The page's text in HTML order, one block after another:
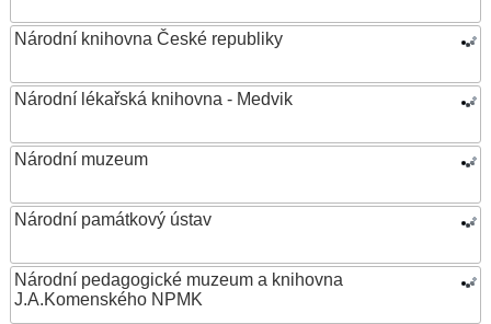
Národní knihovna České republiky
Národní lékařská knihovna - Medvik
Národní muzeum
Národní památkový ústav
Národní pedagogické muzeum a knihovna
J.A.Komenského NPMK